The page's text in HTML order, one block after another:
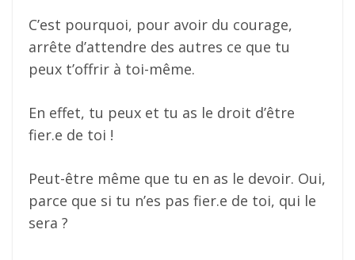
C’est pourquoi, pour avoir du courage,
arrête d’attendre des autres ce que tu
peux t’offrir à toi-même.
En effet, tu peux et tu as le droit d’être
fier.e de toi !
Peut-être même que tu en as le devoir. Oui,
parce que si tu n’es pas fier.e de toi, qui le
sera ?